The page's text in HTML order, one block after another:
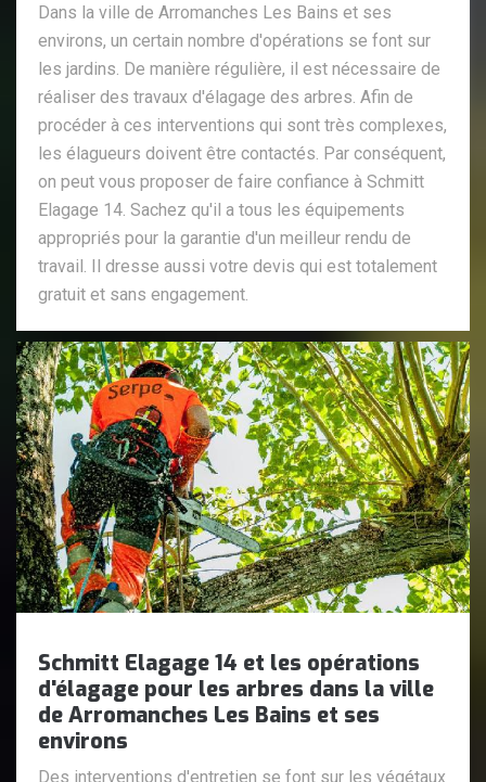
Dans la ville de Arromanches Les Bains et ses
environs, un certain nombre d'opérations se font sur
les jardins. De manière régulière, il est nécessaire de
réaliser des travaux d'élagage des arbres. Afin de
procéder à ces interventions qui sont très complexes,
les élagueurs doivent être contactés. Par conséquent,
on peut vous proposer de faire confiance à Schmitt
Elagage 14. Sachez qu'il a tous les équipements
appropriés pour la garantie d'un meilleur rendu de
travail. Il dresse aussi votre devis qui est totalement
gratuit et sans engagement.
Schmitt Elagage 14 et les opérations
d'élagage pour les arbres dans la ville
de Arromanches Les Bains et ses
environs
Des interventions d'entretien se font sur les végétaux